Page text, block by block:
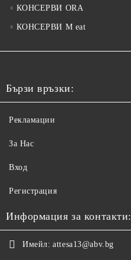
КОНСЕРВИ ORA
КОНСЕРВИ M eat
Бързи връзки:
Рекламации
За Нас
Вход
Регистрация
Информация за контакти:
Имейл: attesa13@abv.bg